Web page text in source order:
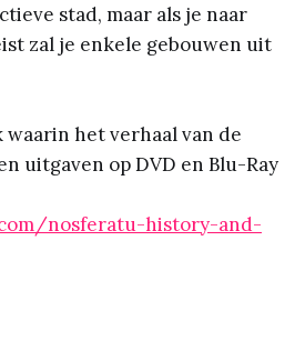
stad, maar als je naar
zal je enkele gebouwen uit
het verhaal van de
uitgaven op DVD en Blu-Ray
nosferatu-history-and-